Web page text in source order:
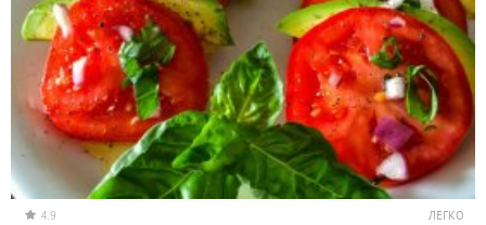
4.9 ЛЕГКО